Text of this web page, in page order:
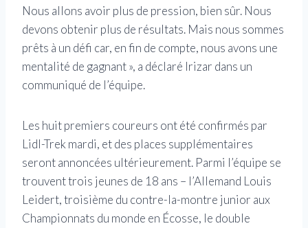
Nous allons avoir plus de pression, bien sûr. Nous
devons obtenir plus de résultats. Mais nous sommes
prêts à un défi car, en fin de compte, nous avons une
mentalité de gagnant », a déclaré Irizar dans un
communiqué de l’équipe.
Les huit premiers coureurs ont été confirmés par
Lidl-Trek mardi, et des places supplémentaires
seront annoncées ultérieurement. Parmi l’équipe se
trouvent trois jeunes de 18 ans – l’Allemand Louis
Leidert, troisième du contre-la-montre junior aux
Championnats du monde en Écosse, le double